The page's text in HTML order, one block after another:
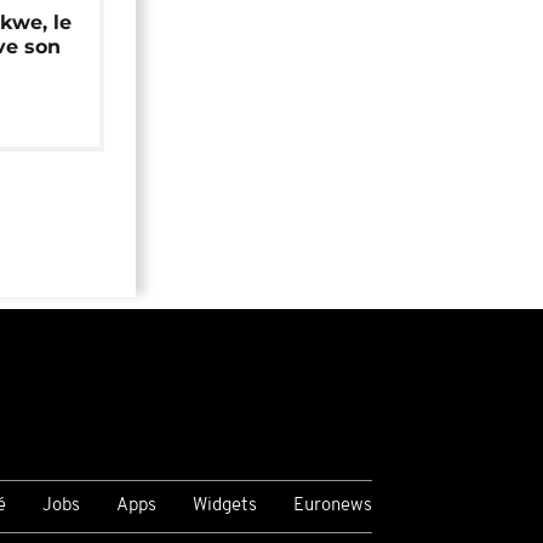
le
son
Jobs Apps Widgets Euronews